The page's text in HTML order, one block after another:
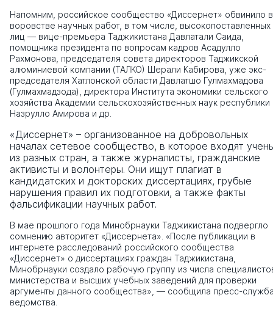
Напомним, российское сообщество «Диссернет» обвинило в
воровстве научных работ, в том числе, высокопоставленных
лиц — вице-премьера Таджикистана Давлатали Саида,
помощника президента по вопросам кадров Асадулло
Рахмонова, председателя совета директоров Таджикской
алюминиевой компании (ТАЛКО) Шерали Кабирова, уже экс-
председателя Хатлонской области Давлатшо Гулмахмадова
(Гулмахмадзода), директора Института экономики сельского
хозяйства Академии сельскохозяйственных наук республики
Назрулло Амирова и др.
«Диссернет» – организованное на добровольных
началах сетевое сообщество, в которое входят
из разных стран, а также журналисты, гражданские
активисты и волонтеры. Они ищут плагиат в
кандидатских и докторских диссертациях, грубые
нарушения правил их подготовки, а также факты
фальсификации научных работ.
В мае прошлого года Минобрнауки Таджикистана подвергло
сомнению авторитет «Диссернета». «После публикации в
интернете расследований российского сообщества
«Диссернет» о диссертациях граждан Таджикистана,
Минобрнауки создало рабочую группу из числа
министерства и высших учебных заведений для проверки
аргументы данного сообщества», — сообщила пресс-
ведомства.